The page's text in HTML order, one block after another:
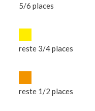
5/6 places
reste 3/4 places
reste 1/2 places